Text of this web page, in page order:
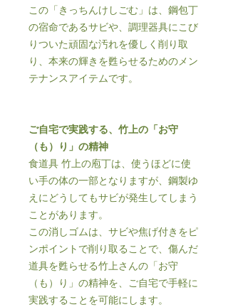
この「きっちんけしごむ」は、鋼包丁
の宿命であるサビや、調理器具にこび
りついた頑固な汚れを優しく削り取
り、本来の輝きを甦らせるためのメン
テナンスアイテムです。
ご自宅で実践する、竹上の「お守
（も）り」の精神
食道具 竹上の庖丁は、使うほどに使
い手の体の一部となりますが、鋼製ゆ
えにどうしてもサビが発生してしまう
ことがあります。
この消しゴムは、サビや焦げ付きをピ
ンポイントで削り取ることで、傷んだ
道具を甦らせる竹上さんの「お守
（も）り」の精神を、ご自宅で手軽に
実践することを可能にします。